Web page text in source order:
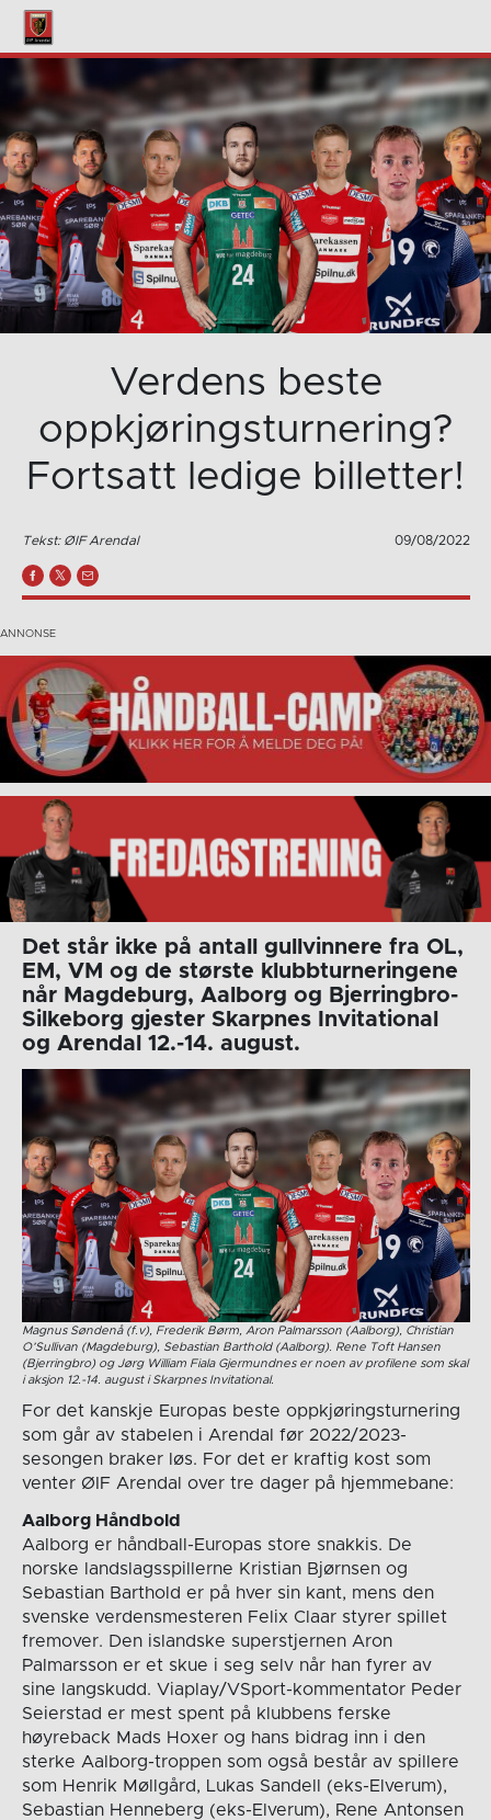
Verdens beste
oppkjøringsturnering?
Fortsatt ledige billetter!
Tekst: ØIF Arendal 09/08/2022
Det står ikke på antall gullvinnere fra OL,
EM, VM og de største klubbturneringene
når Magdeburg, Aalborg og Bjerringbro-
Silkeborg gjester Skarpnes Invitational
og Arendal 12.-14. august.
Magnus Søndenå (f.v), Frederik Børm, Aron Palmarsson (Aalborg), Christian
O’Sullivan (Magdeburg), Sebastian Barthold (Aalborg). Rene Toft Hansen
(Bjerringbro) og Jørg William Fiala Gjermundnes er noen av profilene som skal
i aksjon 12.-14. august i Skarpnes Invitational.
For det kanskje Europas beste oppkjøringsturnering
som går av stabelen i Arendal før 2022/2023-
sesongen braker løs. For det er kraftig kost som
venter ØIF Arendal over tre dager på hjemmebane:
Aalborg Håndbold
Aalborg er håndball-Europas store snakkis. De
norske landslagsspillerne Kristian Bjørnsen og
Sebastian Barthold er på hver sin kant, mens den
svenske verdensmesteren Felix Claar styrer spillet
fremover. Den islandske superstjernen Aron
Palmarsson er et skue i seg selv når han fyrer av
sine langskudd. Viaplay/VSport-kommentator Peder
Seierstad er mest spent på klubbens ferske
høyreback Mads Hoxer og hans bidrag inn i den
sterke Aalborg-troppen som også består av spillere
som Henrik Møllgård, Lukas Sandell (eks-Elverum),
Sebastian Henneberg (eks-Elverum), Rene Antonsen